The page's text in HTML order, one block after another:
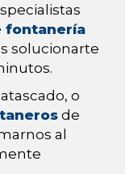
fontanería
solucionarte
o
de
al